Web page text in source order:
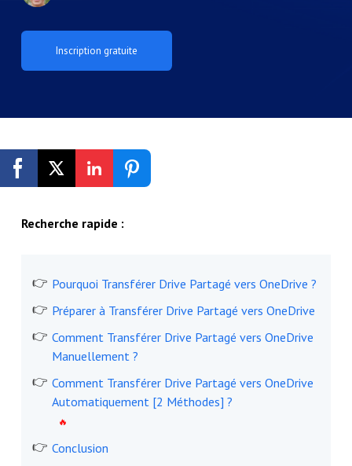
Inscription gratuite
Recherche rapide :
Pourquoi Transférer Drive Partagé vers OneDrive ?
Préparer à Transférer Drive Partagé vers OneDrive
Comment Transférer Drive Partagé vers OneDrive
Manuellement ?
Comment Transférer Drive Partagé vers OneDrive
Automatiquement [2 Méthodes] ?
Conclusion